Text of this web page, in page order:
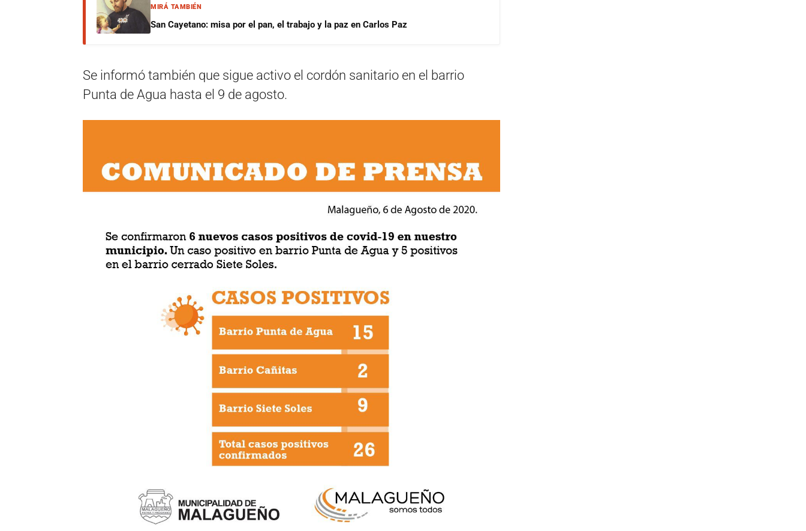
MIRÁ TAMBIÉN
San Cayetano: misa por el pan, el trabajo y la paz en Carlos Paz
Se informó también que sigue activo el cordón sanitario en el barrio
Punta de Agua hasta el 9 de agosto.